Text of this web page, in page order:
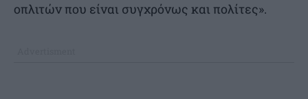
οπλιτών που είναι συγχρόνως και πολίτες».